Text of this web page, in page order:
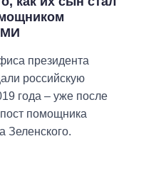
президента
российскую
года – уже после
помощника
Зеленского.